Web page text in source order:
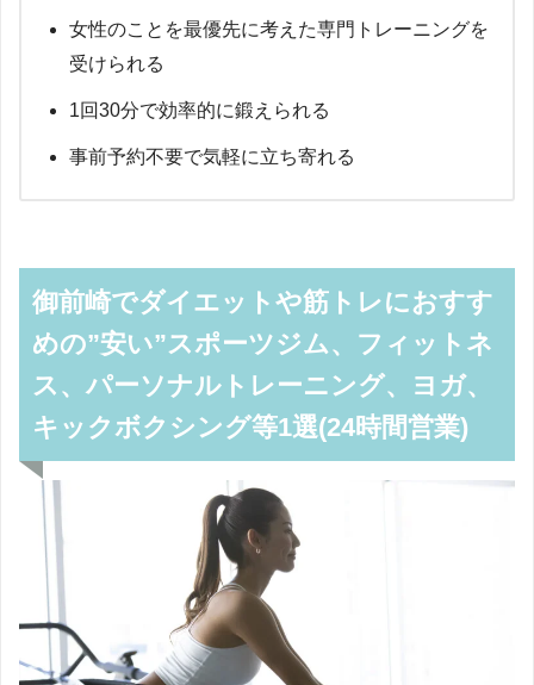
女性のことを最優先に考えた専門トレーニングを
受けられる
1回30分で効率的に鍛えられる
事前予約不要で気軽に立ち寄れる
御前崎でダイエットや筋トレにおすす
めの”安い”スポーツジム、フィットネ
ス、パーソナルトレーニング、ヨガ、
キックボクシング等1選(24時間営業)